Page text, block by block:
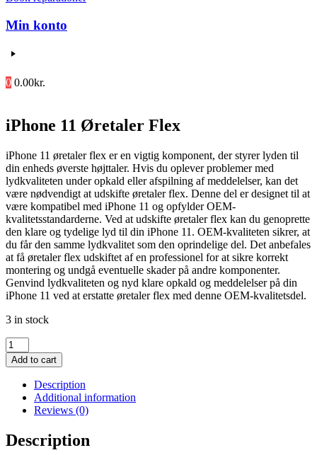
Min konto
0 0.00kr.
iPhone 11 Øretaler Flex
iPhone 11 øretaler flex er en vigtig komponent, der styrer lyden til
din enheds øverste højttaler. Hvis du oplever problemer med
lydkvaliteten under opkald eller afspilning af meddelelser, kan det
være nødvendigt at udskifte øretaler flex. Denne del er designet til at
være kompatibel med iPhone 11 og opfylder OEM-
kvalitetsstandarderne. Ved at udskifte øretaler flex kan du genoprette
den klare og tydelige lyd til din iPhone 11. OEM-kvaliteten sikrer, at
du får den samme lydkvalitet som den oprindelige del. Det anbefales
at få øretaler flex udskiftet af en professionel for at sikre korrekt
montering og undgå eventuelle skader på andre komponenter.
Genvind lydkvaliteten og nyd klare opkald og meddelelser på din
iPhone 11 ved at erstatte øretaler flex med denne OEM-kvalitetsdel.
3 in stock
iPhone
11
Øretaler
Flex
quantity
Add to cart
Description
Additional information
Reviews (0)
Description